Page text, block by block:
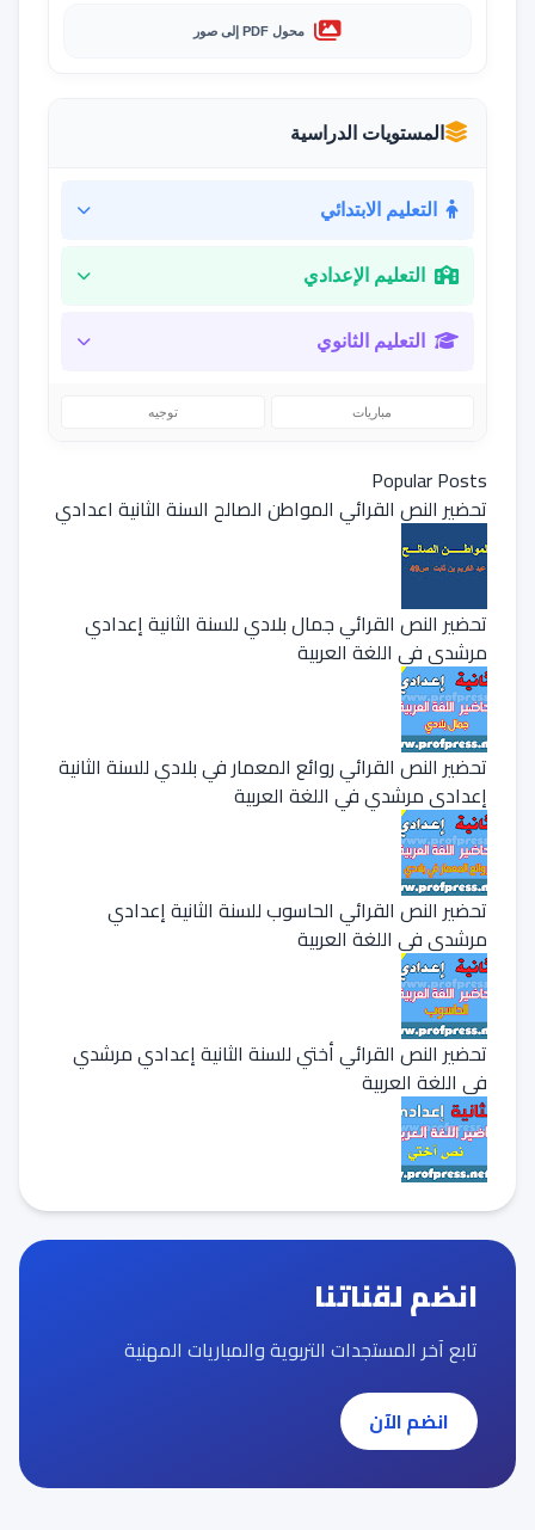
محول PDF إلى صور
المستويات الدراسية
التعليم الابتدائي
التعليم الإعدادي
التعليم الثانوي
مباريات توجيه
Popular Posts
تحضير النص القرائي المواطن الصالح السنة الثانية اعدادي
تحضير النص القرائي جمال بلادي للسنة الثانية إعدادي
مرشدي في اللغة العربية
تحضير النص القرائي روائع المعمار في بلادي للسنة الثانية
إعدادي مرشدي في اللغة العربية
تحضير النص القرائي الحاسوب للسنة الثانية إعدادي
مرشدي في اللغة العربية
تحضير النص القرائي أختي للسنة الثانية إعدادي مرشدي
في اللغة العربية
انضم لقناتنا
تابع آخر المستجدات التربوية والمباريات المهنية
انضم الآن